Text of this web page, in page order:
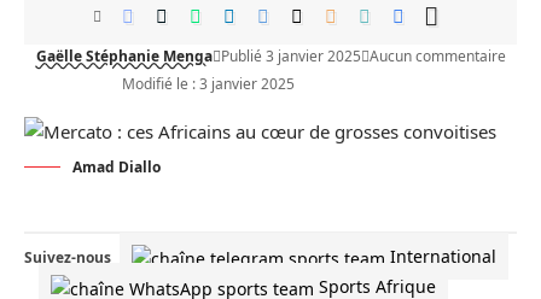
Gaëlle Stéphanie Menga Publié 3 janvier 2025 Aucun commentaire
Modifié le : 3 janvier 2025
Amad Diallo
Suivez-nous
International
Sports Afrique